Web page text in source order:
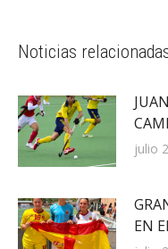
Noticias
julio
EN